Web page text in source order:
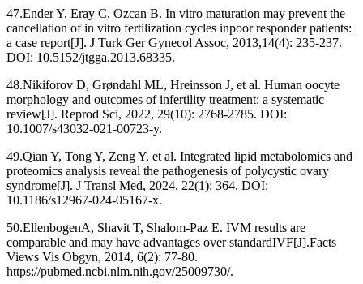
47.Ender Y, Eray C, Ozcan B. In vitro maturation may prevent the
cancellation of in vitro fertilization cycles inpoor responder patients:
a case report[J]. J Turk Ger Gynecol Assoc, 2013,14(4): 235-237.
DOI: 10.5152/jtgga.2013.68335.
48.Nikiforov D, Grøndahl ML, Hreinsson J, et al. Human oocyte
morphology and outcomes of infertility treatment: a systematic
review[J]. Reprod Sci, 2022, 29(10): 2768-2785. DOI:
10.1007/s43032-021-00723-y.
49.Qian Y, Tong Y, Zeng Y, et al. Integrated lipid metabolomics and
proteomics analysis reveal the pathogenesis of polycystic ovary
syndrome[J]. J Transl Med, 2024, 22(1): 364. DOI:
10.1186/s12967-024-05167-x.
50.EllenbogenA, Shavit T, Shalom-Paz E. IVM results are
comparable and may have advantages over standardIVF[J].Facts
Views Vis Obgyn, 2014, 6(2): 77-80.
https://pubmed.ncbi.nlm.nih.gov/25009730/.